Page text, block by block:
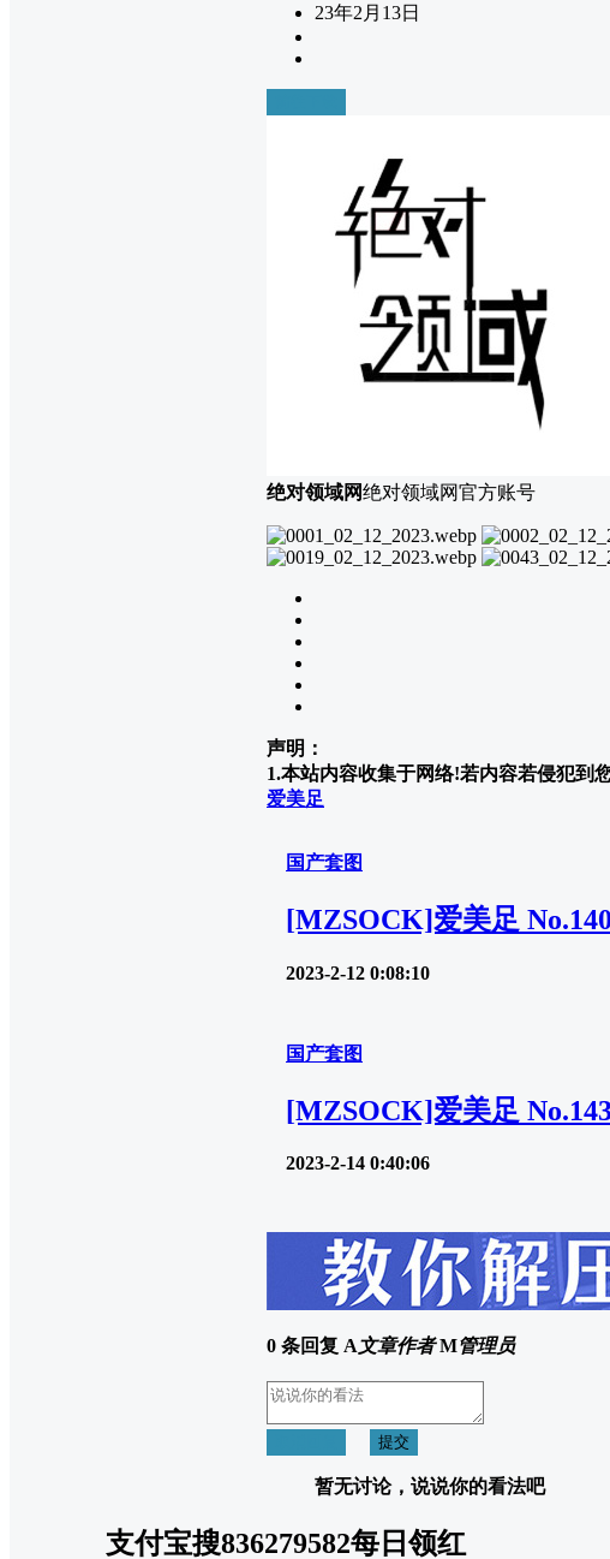
23年2月13日
绝对领域网绝对领域网官方账号
声明：
1.本站内容收集于网络!若内容若侵犯到
爱美足
国产套图
[MZSOCK]爱美足
2023-2-12 0:08:10
国产套图
[MZSOCK]爱美足
2023-2-14 0:40:06
0 条回复 A文章作者 M管理员
提交
暂无讨论，说说你的看法吧
支付宝搜836279582每日领红